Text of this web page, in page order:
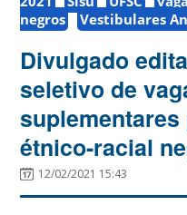
negros
Vestibulares
Divulgado
seletivo de
étnico-racial
12/02/2021 15:43